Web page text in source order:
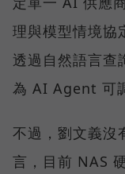
理與模型情境協
透過自然語言查
為 AI Agent 可
不過，劉文義沒
言，目前 NAS